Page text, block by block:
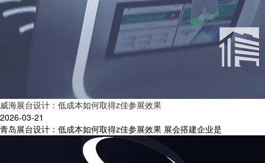
威海展台设计：低成本如何取得z佳参展效果
2026-03-21
青岛展台设计：低成本如何取得z佳参展效果 展会搭建企业是